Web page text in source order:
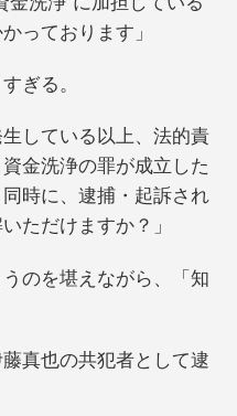
っております」
ぎる。
している以上、法的責
金洗浄の罪が成立した
時に、逮捕・起訴され
ただけますか？」
のを堪えながら、「知
真也の共犯者として逮